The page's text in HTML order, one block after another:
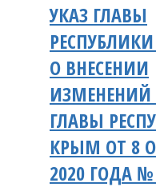
УКАЗ ГЛАВЫ
О ВНЕСЕНИИ
ИЗМЕНЕНИЙ
ГЛАВЫ
КРЫМ ОТ 8
2020 ГОДА №